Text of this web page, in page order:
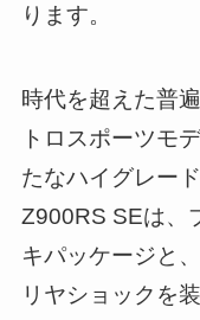
ります。
時代を超えた普
トロスポーツモ
たなハイグレー
Z900RS SEは、
キパッケージと
リヤショックを